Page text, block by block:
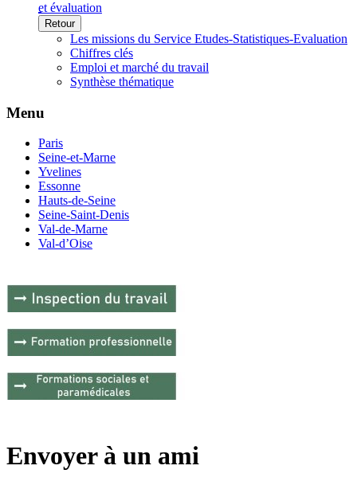
et évaluation
Retour
Les missions du Service Etudes-Statistiques-Evaluation
Chiffres clés
Emploi et marché du travail
Synthèse thématique
Menu
Paris
Seine-et-Marne
Yvelines
Essonne
Hauts-de-Seine
Seine-Saint-Denis
Val-de-Marne
Val-d’Oise
Envoyer à un ami